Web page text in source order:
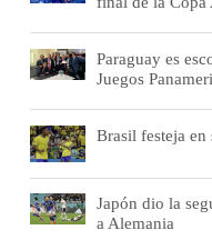
Paraguay es
Juegos
Brasil festeja en
Japón dio la
a Alemania